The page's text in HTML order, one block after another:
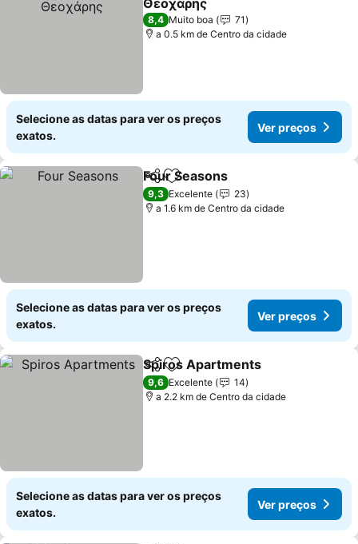
Θεοχάρης
Ver preços
8,4 Muito boa
71
a 0.5 km de Centro da cidade
Selecione as datas para ver os preços
exatos.
Ver preços
PartilharAdicionar aos favoritos
Four Seasons
9,3 Excelente
23
a 1.6 km de Centro da cidade
Selecione as datas para ver os preços
exatos.
Ver preços
PartilharAdicionar aos favoritos
Spiros Apartments
9,6 Excelente
14
a 2.2 km de Centro da cidade
Selecione as datas para ver os preços
exatos.
Ver preços